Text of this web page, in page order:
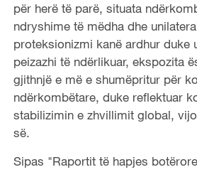
për herë të parë, situata
ndryshime të mëdha dhe
proteksionizmi kanë ardhur duke
peizazhi të ndërlikuar, ekspozita
gjithnjë e më e shumëpritur për
ndërkombëtare, duke reflektuar
stabilizimin e zhvillimit global,
së.
Sipas "Raportit të hapjes